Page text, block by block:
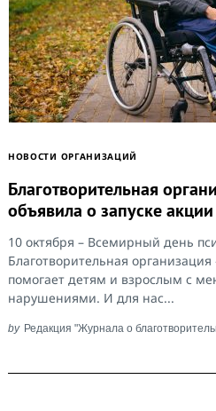
НОВОСТИ ОРГАНИЗАЦИЙ
Благотворительная
объявила о запуске
10 октября – Всемирный день
Благотворительная
помогает детям и взрослым с
нарушениями. И для нас...
by Редакция "Журнала о